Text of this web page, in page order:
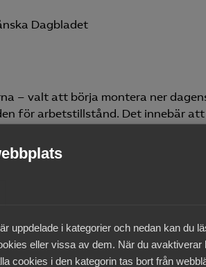
uppdelade i kategorier och nedan kan du
eller vissa av dem. När du avaktiverar
cookies i den kategorin tas bort från
Dagbladet
– valt att börja montera ner
för arbetstillstånd. Det innebär att
när deras tillstånd löper ut. Planen
men med vissa undantag. Då kan
för högavlönade kvalificerade
för personer som redan finns i
delar av Sverige inte minst i